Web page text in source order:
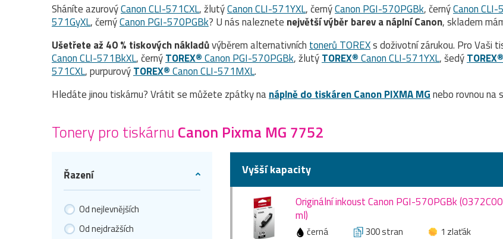
Sháníte azurovýCanon CLI-571CXL, žlutýCanon CLI-571YXL, černýCanon PGI-570PGBk, černýCanon
571GyXL, černýCanon PGI-570PGBk? U nás naleznete největší výběr barev a náplní Canon, skladem
Ušetřete až 40 % tiskových nákladůvýběrem alternativních tonerů TOREXs doživotní zárukou. Pro Vaši
Canon CLI-571BkXL, černýTOREX®Canon PGI-570PGBk, žlutýTOREX®Canon CLI-571YXL, šedýTOREX®
571CXL, purpurovýTOREX®Canon CLI-571MXL.
Hledáte jinou tiskárnu? Vrátit se můžete zpátky nanáplně do tiskáren Canon PIXMA MGnebo rovnou na
Tonery pro tiskárnu Canon Pixma MG 7752
Řazení
Od nejlevnějších
Od nejdražších
Vyšší kapacity
Originální inkoust Canon PGI-570PGBk
ml)
černá 300 stran
1 zlaťák